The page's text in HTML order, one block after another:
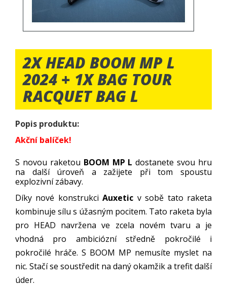
2X HEAD BOOM MP L
2024 + 1X BAG TOUR
RACQUET BAG L
Popis produktu:
Akční balíček!
S novou raketou BOOM MP Ldostanete svou hru
na další úroveň a zažijete při tom spoustu
explozivní zábavy.
Díky nové konstrukci Auxetic v sobě tato raketa
kombinuje sílu s úžasným pocitem. Tato raketa byla
pro HEAD navržena ve zcela novém tvaru a je
vhodná pro ambiciózní středně pokročilé i
pokročilé hráče. S BOOM MP nemusíte myslet na
nic. Stačí se soustředit na daný okamžik a trefit další
úder.